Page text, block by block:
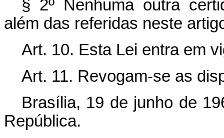
§ 2º Nenhuma outra
além das referidas neste
Art. 10. Esta Lei entra em
Art. 11. Revogam-se as
Brasília, 19 de junho de
República.